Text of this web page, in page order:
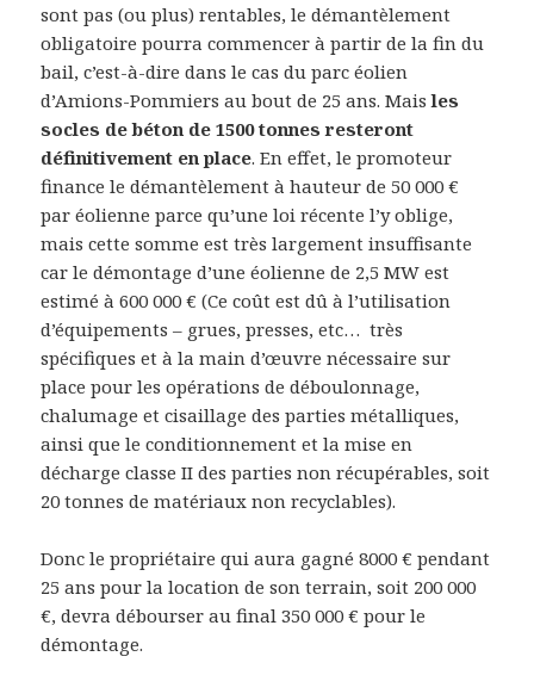
sont pas (ou plus) rentables, le démantèlement
obligatoire pourra commencer à partir de la fin du
bail, c’est-à-dire dans le cas du parc éolien
d’Amions-Pommiers au bout de 25 ans. Maisles
socles de béton de 1500 tonnes resteront
définitivement en place. En effet, le promoteur
finance le démantèlement à hauteur de 50 000 €
par éolienne parce qu’une loi récente l’y oblige,
mais cette somme est très largement insuffisante
car le démontage d’une éolienne de 2,5 MW est
estimé à 600 000 € (Ce coût est dû à l’utilisation
d’équipements – grues, presses, etc… très
spécifiques et à la main d’œuvre nécessaire sur
place pour les opérations de déboulonnage,
chalumage et cisaillage des parties métalliques,
ainsi que le conditionnement et la mise en
décharge classe II des parties non récupérables, soit
20 tonnes de matériaux non recyclables).
Donc le propriétaire qui aura gagné 8000 € pendant
25 ans pour la location de son terrain, soit 200 000
€, devra débourser au final 350 000 € pour le
démontage.